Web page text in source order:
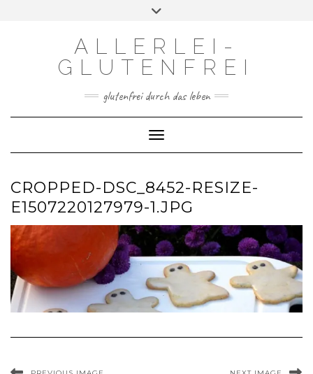
ALLERLEI-
GLUTENFREI
glutenfrei durch das leben
Toggle Navigation
CROPPED-DSC_8452-RESIZE-
E1507220127979-1.JPG